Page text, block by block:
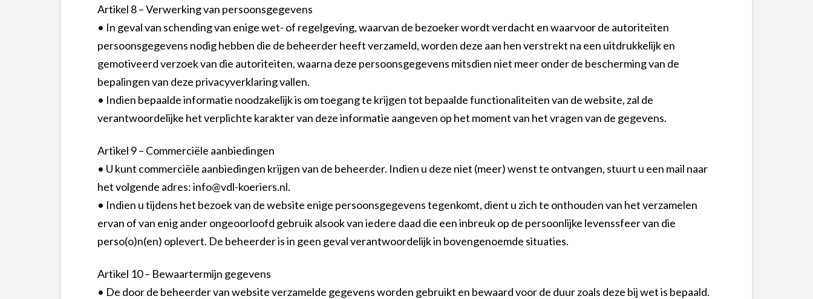
Artikel 8 – Verwerking van persoonsgegevens
• In geval van schending van enige wet- of regelgeving, waarvan de bezoeker wordt verdacht en waarvoor de autoriteiten
persoonsgegevens nodig hebben die de beheerder heeft verzameld, worden deze aan hen verstrekt na een uitdrukkelijk en
gemotiveerd verzoek van die autoriteiten, waarna deze persoonsgegevens mitsdien niet meer onder de bescherming van de
bepalingen van deze privacyverklaring vallen.
• Indien bepaalde informatie noodzakelijk is om toegang te krijgen tot bepaalde functionaliteiten van de website, zal de
verantwoordelijke het verplichte karakter van deze informatie aangeven op het moment van het vragen van de gegevens.
Artikel 9 – Commerciële aanbiedingen
• U kunt commerciële aanbiedingen krijgen van de beheerder. Indien u deze niet (meer) wenst te ontvangen, stuurt u een mail naar
het volgende adres: info@vdl-koeriers.nl.
• Indien u tijdens het bezoek van de website enige persoonsgegevens tegenkomt, dient u zich te onthouden van het verzamelen
ervan of van enig ander ongeoorloofd gebruik alsook van iedere daad die een inbreuk op de persoonlijke levenssfeer van die
perso(o)n(en) oplevert. De beheerder is in geen geval verantwoordelijk in bovengenoemde situaties.
Artikel 10 – Bewaartermijn gegevens
• De door de beheerder van website verzamelde gegevens worden gebruikt en bewaard voor de duur zoals deze bij wet is bepaald.